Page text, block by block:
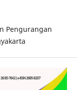
Pengurangan